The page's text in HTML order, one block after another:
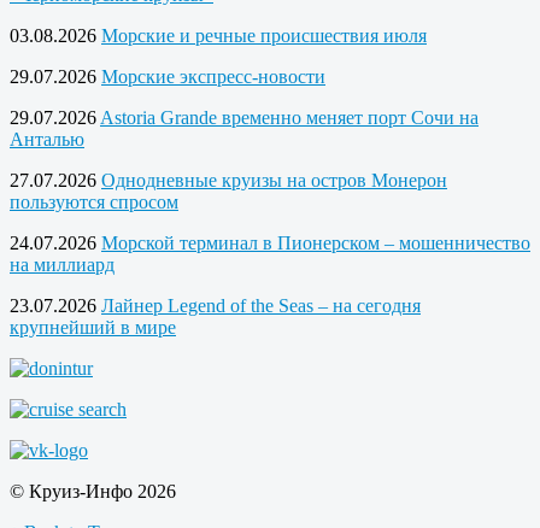
03.08.2026 Морские и речные происшествия июля
29.07.2026 Морские экспресс-новости
29.07.2026 Astoria Grande временно меняет порт Сочи на
Анталью
27.07.2026 Однодневные круизы на остров Монерон
пользуются спросом
24.07.2026 Морской терминал в Пионерском – мошенничество
на миллиард
23.07.2026 Лайнер Legend of the Seas – на сегодня
крупнейший в мире
© Круиз-Инфо 2026